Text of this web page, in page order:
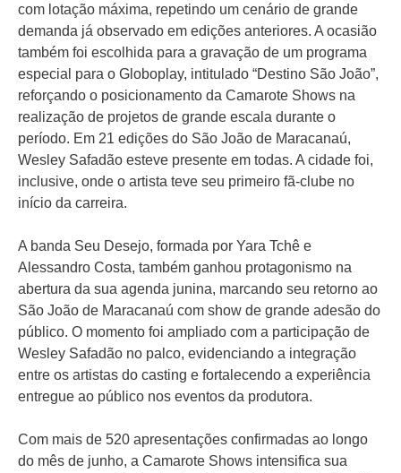
com lotação máxima, repetindo um cenário de grande
demanda já observado em edições anteriores. A ocasião
também foi escolhida para a gravação de um programa
especial para o Globoplay, intitulado “Destino São João”,
reforçando o posicionamento da Camarote Shows na
realização de projetos de grande escala durante o
período. Em 21 edições do São João de Maracanaú,
Wesley Safadão esteve presente em todas. A cidade foi,
inclusive, onde o artista teve seu primeiro fã-clube no
início da carreira.
A banda Seu Desejo, formada por Yara Tchê e
Alessandro Costa, também ganhou protagonismo na
abertura da sua agenda junina, marcando seu retorno ao
São João de Maracanaú com show de grande adesão do
público. O momento foi ampliado com a participação de
Wesley Safadão no palco, evidenciando a integração
entre os artistas do casting e fortalecendo a experiência
entregue ao público nos eventos da produtora.
Com mais de 520 apresentações confirmadas ao longo
do mês de junho, a Camarote Shows intensifica sua